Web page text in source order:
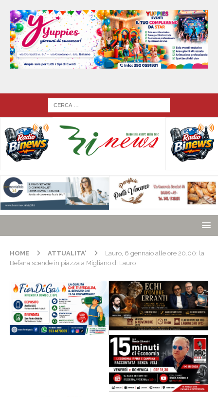
HOME ATTUALITA'
Lauro, 6 gennaio alle ore 20.00: la
Befana scende in piazza a Migliano di Lauro